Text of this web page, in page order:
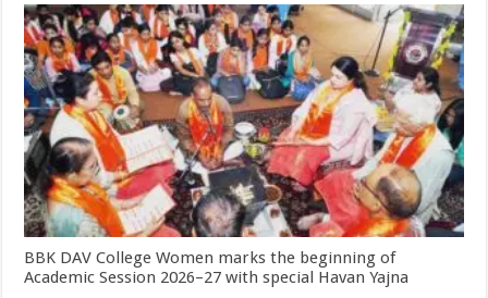
BBK DAV College Women marks the beginning of
Academic Session 2026–27 with special Havan Yajna